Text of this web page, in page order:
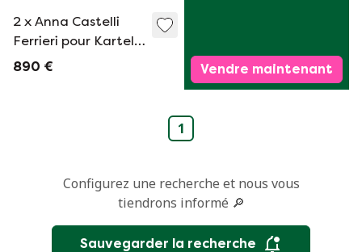
2 x Anna Castelli
Ferrieri pour Kartell
armoire modulaire
890 € Vendre maintenant
1
Configurez une recherche et nous vous
tiendrons informé 🔎
Sauvegarder la recherche